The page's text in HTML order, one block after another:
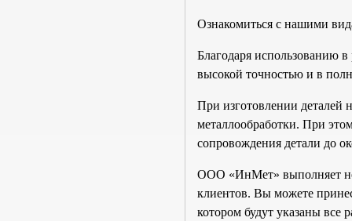
Ознакомиться с нашими
Благодаря использованию
высокой точностью и в
При изготовлении деталей
металлообработки. При
сопровождения детали до
ООО «ИнМет» выполняет
клиентов. Вы можете
котором будут указаны все